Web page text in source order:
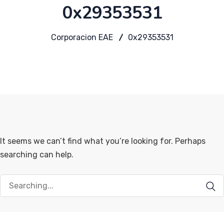
0x29353531
Corporacion EAE 0x29353531
It seems we can’t find what you’re looking for. Perhaps
searching can help.
Buscar